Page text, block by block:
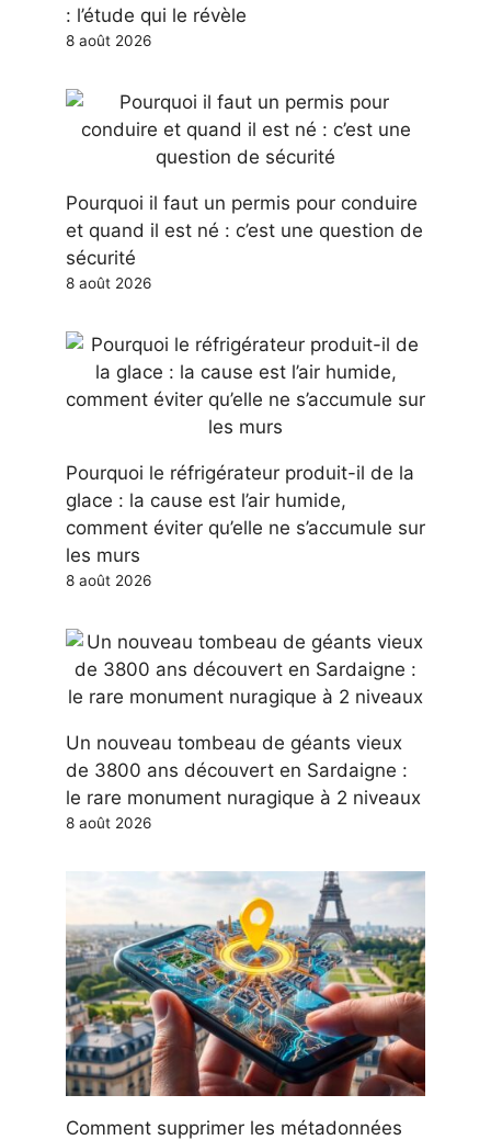
: l’étude qui le révèle
8 août 2026
Pourquoi il faut un permis pour conduire
et quand il est né : c’est une question de
sécurité
8 août 2026
Pourquoi le réfrigérateur produit-il de la
glace : la cause est l’air humide,
comment éviter qu’elle ne s’accumule sur
les murs
8 août 2026
Un nouveau tombeau de géants vieux
de 3800 ans découvert en Sardaigne :
le rare monument nuragique à 2 niveaux
8 août 2026
Comment supprimer les métadonnées